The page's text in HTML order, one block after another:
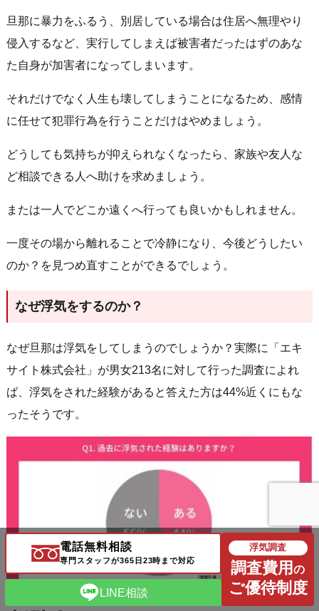
旦那に暴力をふるう、別居している場合は住居へ無理やり
侵入するなど、実行してしまえば被害者だったはずのあな
た自身が加害者になってしまいます。
それだけでなく人生も壊してしまうことになるため、感情
に任せて犯罪行為を行うことだけはやめましょう。
どうしても気持ちが抑えられなくなったら、家族や友人な
ど相談できる人へ助けを求めましょう。
または一人でどこか遠くへ行っても良いかもしれません。
一度その場から離れることで冷静になり、今後どうしたい
のか？を見つめ直すことができるでしょう。
なぜ浮気をするのか？
なぜ旦那は浮気をしてしまうのでしょうか？実際に「エキ
サイト株式会社」が男女213名に対して行った調査によれ
ば、浮気をされた経験があると答えた方は44%近くにもな
ったそうです。
電話無料相談
専門スタッフが365日23時まで対応
LINE相談
浮気調査
調査費用の
ご優待制度